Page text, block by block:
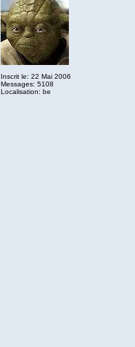
Inscrit le: 22 Mai 2006
Messages: 5108
Localisation: be